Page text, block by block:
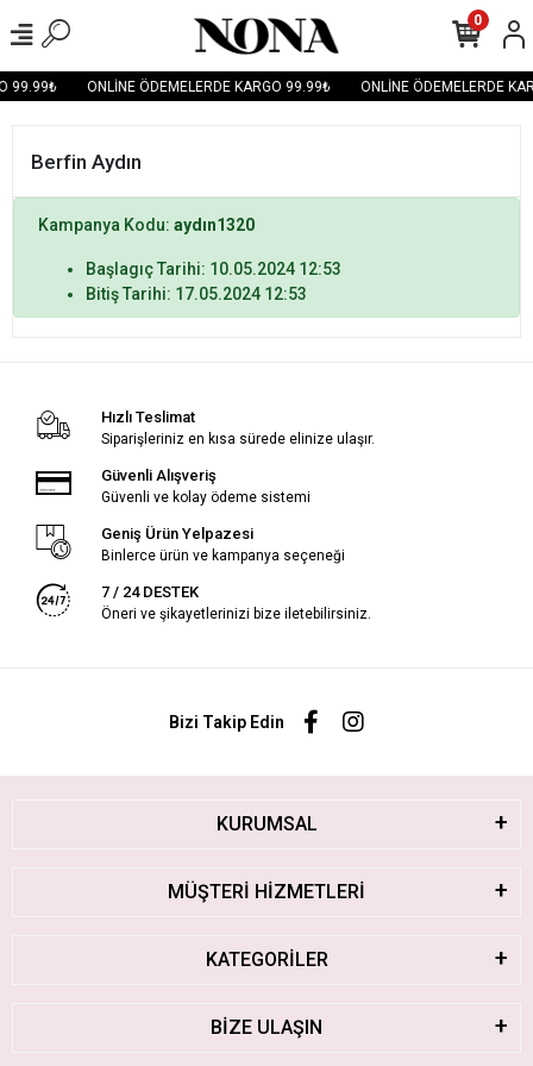
99.99₺ ONLİNE ÖDEMELERDE KARGO 99.99₺ ONLİNE ÖDEMELERDE
0
Berfin Aydın
Kampanya Kodu: aydın1320
Başlagıç Tarihi: 10.05.2024 12:53
Bitiş Tarihi: 17.05.2024 12:53
Hızlı Teslimat
Siparişleriniz en kısa sürede elinize ulaşır.
Güvenli Alışveriş
Güvenli ve kolay ödeme sistemi
Geniş Ürün Yelpazesi
Binlerce ürün ve kampanya seçeneği
7 / 24 DESTEK
Öneri ve şikayetlerinizi bize iletebilirsiniz.
Bizi Takip Edin
KURUMSAL
MÜŞTERİ HİZMETLERİ
KATEGORİLER
BİZE ULAŞIN